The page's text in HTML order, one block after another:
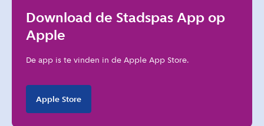
Download de Stadspas App op
Apple
De app is te vinden in de Apple App Store.
Apple Store